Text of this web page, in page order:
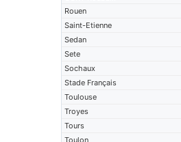
Rouen
Saint-Etienne
Sedan
Sete
Sochaux
Stade Français
Toulouse
Troyes
Tours
Toulon